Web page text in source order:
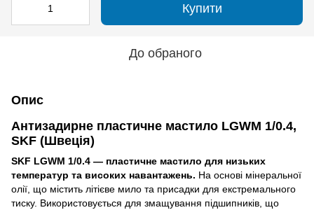
Купити
До обраного
Опис
Антизадирне пластичне мастило LGWM 1/0.4,
SKF (Швеція)
SKF LGWM 1/0.4 — пластичне мастило для низьких
температур та високих навантажень. На основі мінеральної
олії, що містить літієве мило та присадки для екстремального
тиску. Використовується для змащування підшипників, що